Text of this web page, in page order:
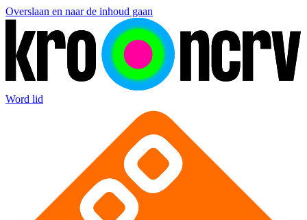
Overslaan en naar de inhoud gaan
Word lid